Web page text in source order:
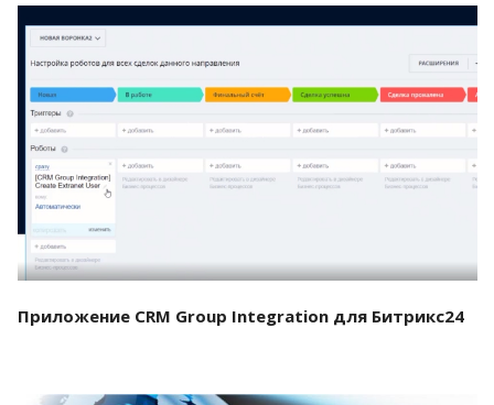
Смотреть проект
Приложение CRM Group Integration для Битрикс24